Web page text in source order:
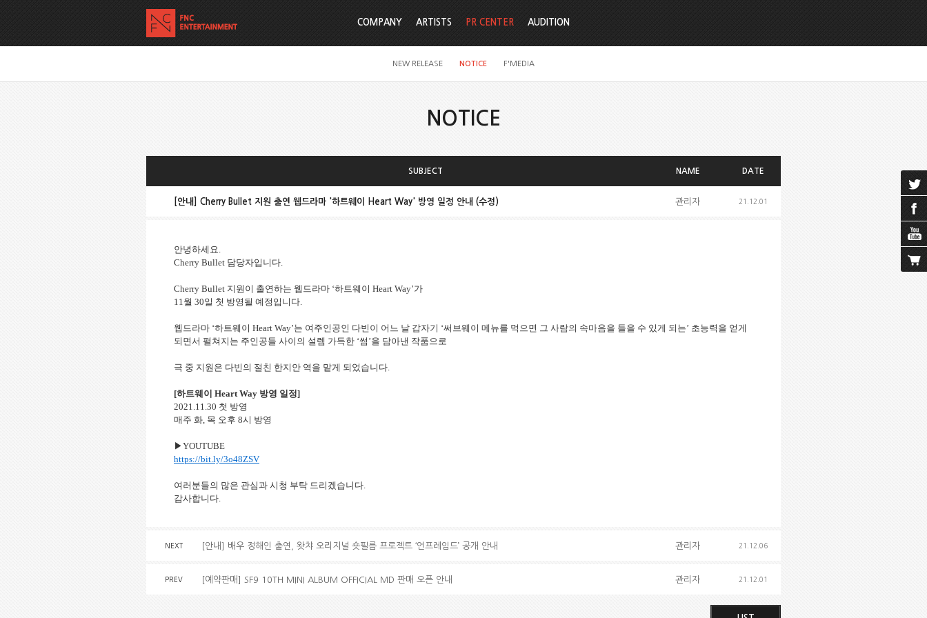
COMPANY ARTISTS PR CENTER
NEW RELEASE NOTICE F'MEDIA
AUDITION
NOTICE
SUBJECT NAME DATE
[안내] Cherry Bullet 지원 출연 웹드라마 '하트웨이 Heart Way' 방영 일정 안내 (수정) 관리자 21.12.01
안녕하세요.
Cherry Bullet 담당자입니다.
Cherry Bullet 지원이 출연하는 웹드라마 ‘하트웨이 Heart Way’가
11월 30일 첫 방영될 예정입니다.
웹드라마 ‘하트웨이 Heart Way’는 여주인공인 다빈이 어느 날 갑자기 ‘써브웨이 메뉴를 먹으면 그 사람의 속마음을 들을 수 있게 되는’ 초능력을 얻게
되면서 펼쳐지는 주인공들 사이의 설렘 가득한 ‘썸’을 담아낸 작품으로
극 중 지원은 다빈의 절친 한지안 역을 맡게 되었습니다.
[하트웨이 Heart Way 방영 일정]
2021.11.30 첫 방영
매주 화, 목 오후 8시 방영
▶YOUTUBE
https://bit.ly/3o48ZSV
여러분들의 많은 관심과 시청 부탁 드리겠습니다.
감사합니다.
NEXT [안내] 배우 정해인 출연, 왓챠 오리지널 숏필름 프로젝트 ‘언프레임드’ 공개 안내 관리자 21.12.06
PREV [예약판매] SF9 10TH MINI ALBUM OFFICIAL MD 판매 오픈 안내 관리자 21.12.01